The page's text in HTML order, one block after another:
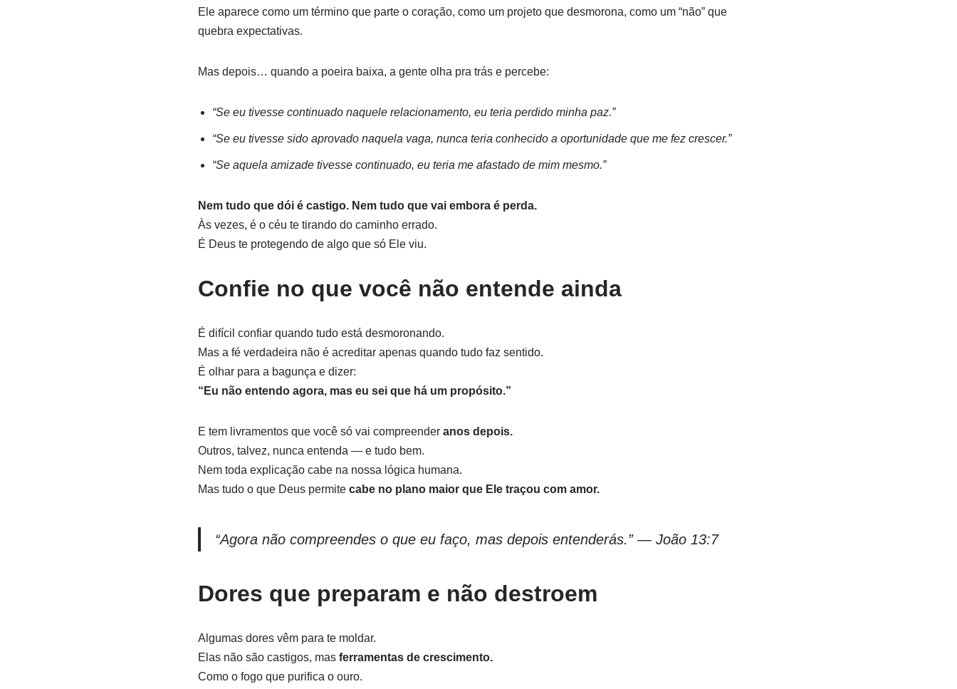
Ele aparece como um término que parte o coração, como um projeto que desmorona, como um “não” que
quebra expectativas.
Mas depois… quando a poeira baixa, a gente olha pra trás e percebe:
“Se eu tivesse continuado naquele relacionamento, eu teria perdido minha paz.”
“Se eu tivesse sido aprovado naquela vaga, nunca teria conhecido a oportunidade que me fez crescer.”
“Se aquela amizade tivesse continuado, eu teria me afastado de mim mesmo.”
Nem tudo que dói é castigo. Nem tudo que vai embora é perda.
Às vezes, é o céu te tirando do caminho errado.
É Deus te protegendo de algo que só Ele viu.
Confie no que você não entende ainda
É difícil confiar quando tudo está desmoronando.
Mas a fé verdadeira não é acreditar apenas quando tudo faz sentido.
É olhar para a bagunça e dizer:
“Eu não entendo agora, mas eu sei que há um propósito.”
E tem livramentos que você só vai compreender anos depois.
Outros, talvez, nunca entenda — e tudo bem.
Nem toda explicação cabe na nossa lógica humana.
Mas tudo o que Deus permite cabe no plano maior que Ele traçou com amor.
“Agora não compreendes o que eu faço, mas depois entenderás.” — João 13:7
Dores que preparam e não destroem
Algumas dores vêm para te moldar.
Elas não são castigos, mas ferramentas de crescimento.
Como o fogo que purifica o ouro.